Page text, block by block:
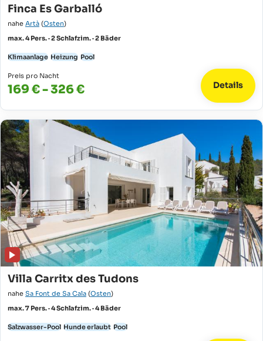
Finca Es Garballó
nahe Artà (Osten)
max. 4 Pers. · 2 Schlafzim. · 2 Bäder
Klimaanlage Heizung Pool
Preis pro Nacht
169 € - 326 € Details
Villa Carritx des Tudons
nahe Sa Font de Sa Cala (Osten)
max. 7 Pers. · 4 Schlafzim. · 4 Bäder
Salzwasser-Pool Hunde erlaubt Pool